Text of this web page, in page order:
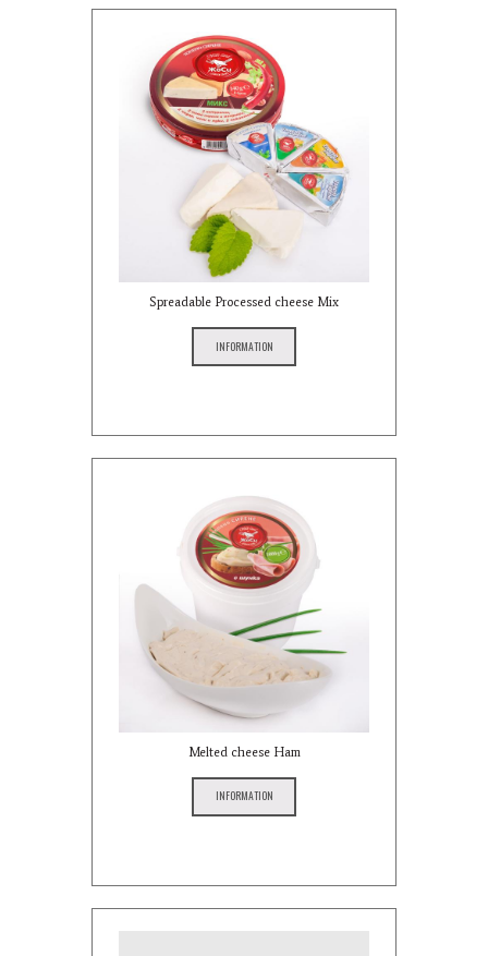
Spreadable Processed cheese Mix
INFORMATION
Melted cheese Ham
INFORMATION